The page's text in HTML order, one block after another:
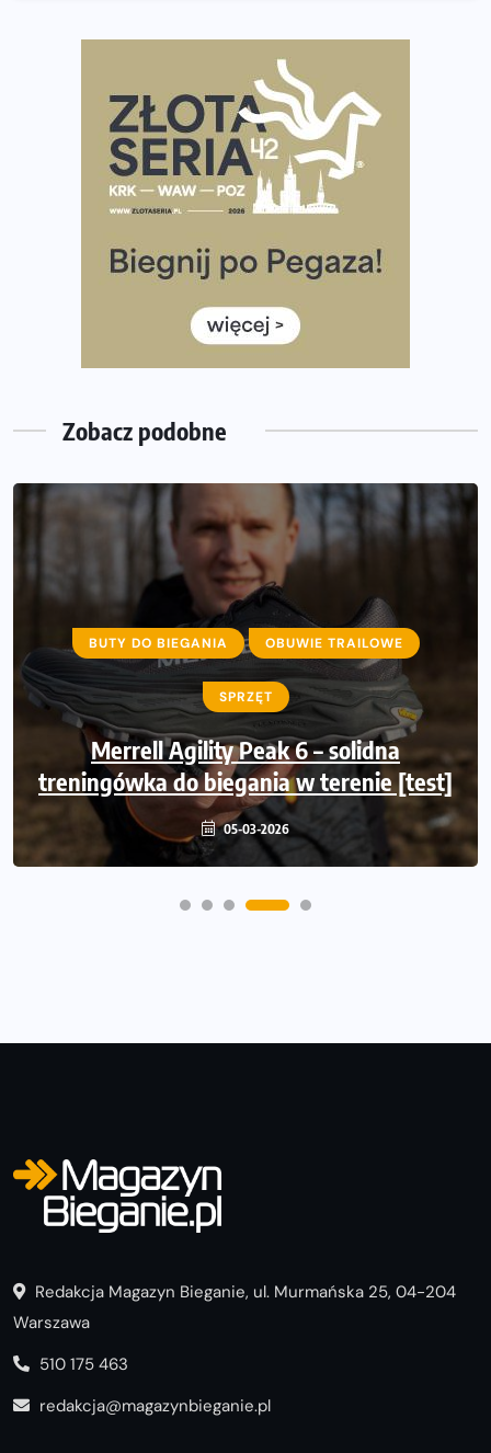
Już w tę sobotę 35. Bieg Powstania Warszawskiego.
Wystartuje rekordowa liczba uczestników
35. Bieg Powstania Warszawskiego – praktyczny
poradnik przed startem
Ile razy w tygodniu biegać? 3 treningi wystarczą? Jak
często biegać, żeby robić postępy
i Półmaraton Szczeciński. Wszystko, co warto wiedzieć
European Marathon Classics – jak zweryfikować swój
Medal i koszulka 35. Biegu Powstania Warszawskiego. Na
Zobacz podobne
BUTY DO BIEGANIA OBUWIE TRAILOWE
SPRZĘT
Merrell Agility Peak 6 – solidna
treningówka do biegania w terenie [test]
05-03-2026
Redakcja Magazyn Bieganie, ul. Murmańska 25, 04-204
Warszawa
510 175 463
redakcja@magazynbieganie.pl